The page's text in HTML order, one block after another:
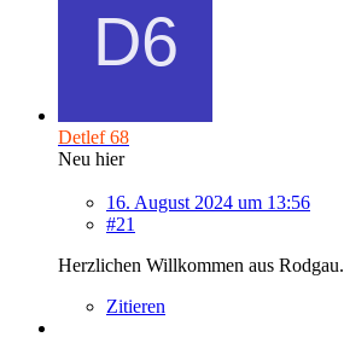
Detlef 68
Neu hier
16. August 2024 um 13:56
#21
Herzlichen Willkommen aus Rodgau.
Zitieren